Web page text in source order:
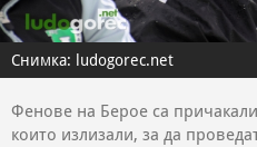
Снимка: ludogorec.net
Фенове на Берое са
които излизали, за да